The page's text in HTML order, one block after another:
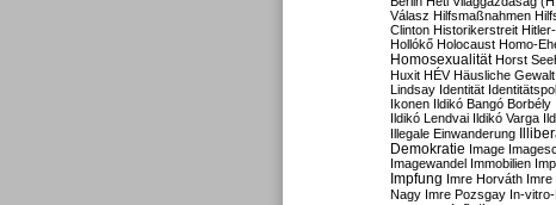
Válasz Hilfsmaßnahmen
Clinton Historikerstreit
Hollókő Holocaust Homo-
Homosexualität Horst
Huxit HÉV Häusliche Gewalt
Lindsay Identität
Ikonen Ildikó Bangó Borbély
Ildikó Lendvai Ildikó Varga
Illegale Einwanderung
Demokratie Image
Imagewandel Immobilien
Impfung Imre Horváth Imre
Nagy Imre Pozsgay In-